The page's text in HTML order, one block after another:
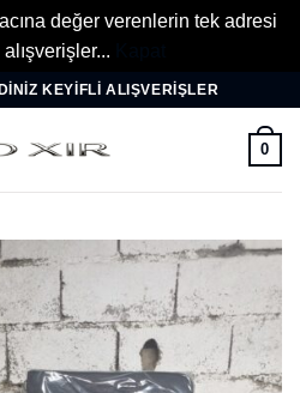
değer verenlerin tek adresi
KEYIFLI ALIŞVERIŞLER
0